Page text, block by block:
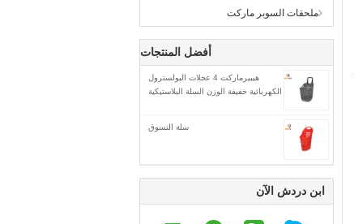
ملحقات السوبر ماركت
أفضل المنتجات
هيبيرماركت 4 عجلات البولسترول
الكهربائية خفيفة الوزن السلة البلاستيكية
سلة التسوق
ابن دردش الآن